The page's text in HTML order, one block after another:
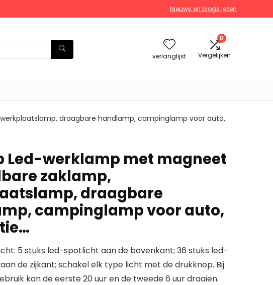
Nieuws en blogs lezen
verlanglijst
0
Vergelijken
draagbare handlamp, campinglamp voor auto,
Led-werklamp met magneet
zaklamp,
draagbare
campinglamp voor auto,
5 stuks led-spotlicht aan de bovenkant; 36 stuks led-
de zijkant; schakel elk type licht met de drukknop. Bij
kan de eerste 20 uur en de tweede 6 uur draaien.